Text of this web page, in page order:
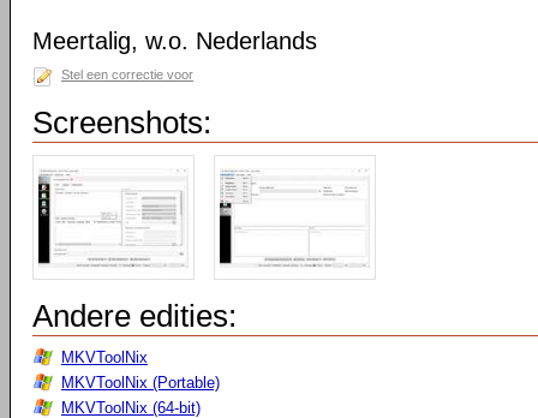
Meertalig, w.o. Nederlands
Stel een correctie voor
Screenshots:
Andere edities:
MKVToolNix
MKVToolNix (Portable)
MKVToolNix (64-bit)